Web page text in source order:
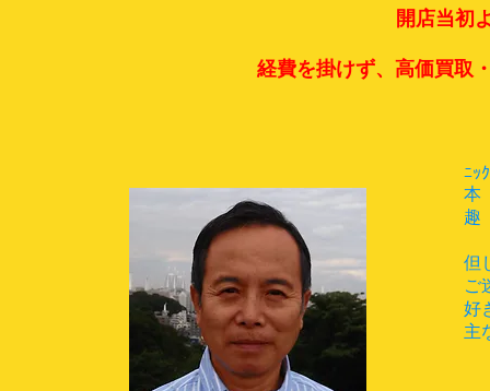
開店当初より心掛け
経費を掛けず、高価買取・良
ﾆｯ
本
但
ご
好
主